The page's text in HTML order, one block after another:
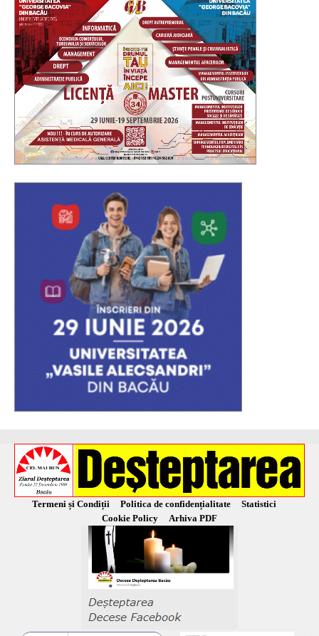
Termeni și Condiții Politica de confidențialitate
Statistici
Cookie Policy
Arhiva PDF